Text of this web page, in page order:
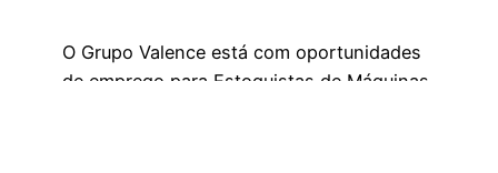
O Grupo Valence está com oportunidades
de emprego para Estoquistas de Máquinas,